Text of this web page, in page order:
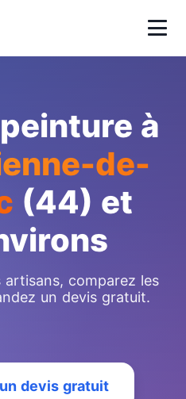
à
de-
(44) et
comparez les
un devis gratuit.
devis gratuit